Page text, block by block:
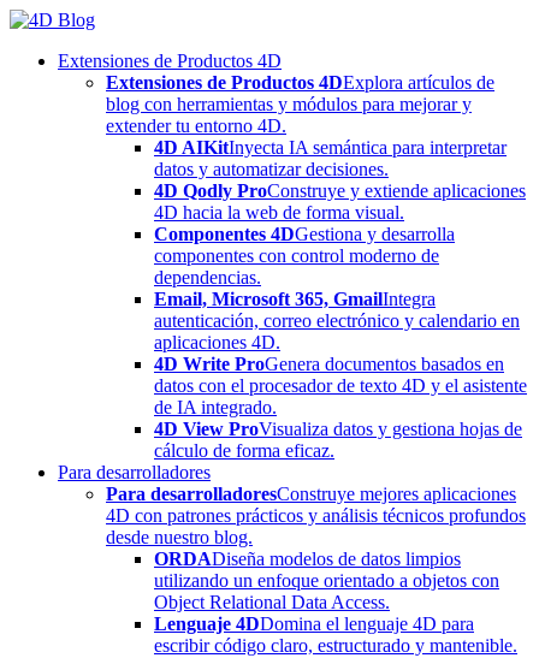
Skip
contentExtensiones de Productos 4D
Extensiones de Productos 4DExplora artículos de
blog con herramientas y módulos para mejorar y
extender tu entorno 4D.
4D AIKitInyecta IA semántica para interpretar
datos y automatizar decisiones.
4D Qodly ProConstruye y extiende aplicaciones
4D hacia la web de forma visual.
Componentes 4DGestiona y desarrolla
componentes con control moderno de
dependencias.
Email, Microsoft 365, GmailIntegra
autenticación, correo electrónico y calendario en
aplicaciones 4D.
4D Write ProGenera documentos basados en
datos con el procesador de texto 4D y el asistente
de IA integrado.
4D View ProVisualiza datos y gestiona hojas de
cálculo de forma eficaz.
Para desarrolladores
Para desarrolladoresConstruye mejores aplicaciones
4D con patrones prácticos y análisis técnicos profundos
desde nuestro blog.
ORDADiseña modelos de datos limpios
utilizando un enfoque orientado a objetos con
Object Relational Data Access.
Lenguaje 4DDomina el lenguaje 4D para
escribir código claro, estructurado y mantenible.